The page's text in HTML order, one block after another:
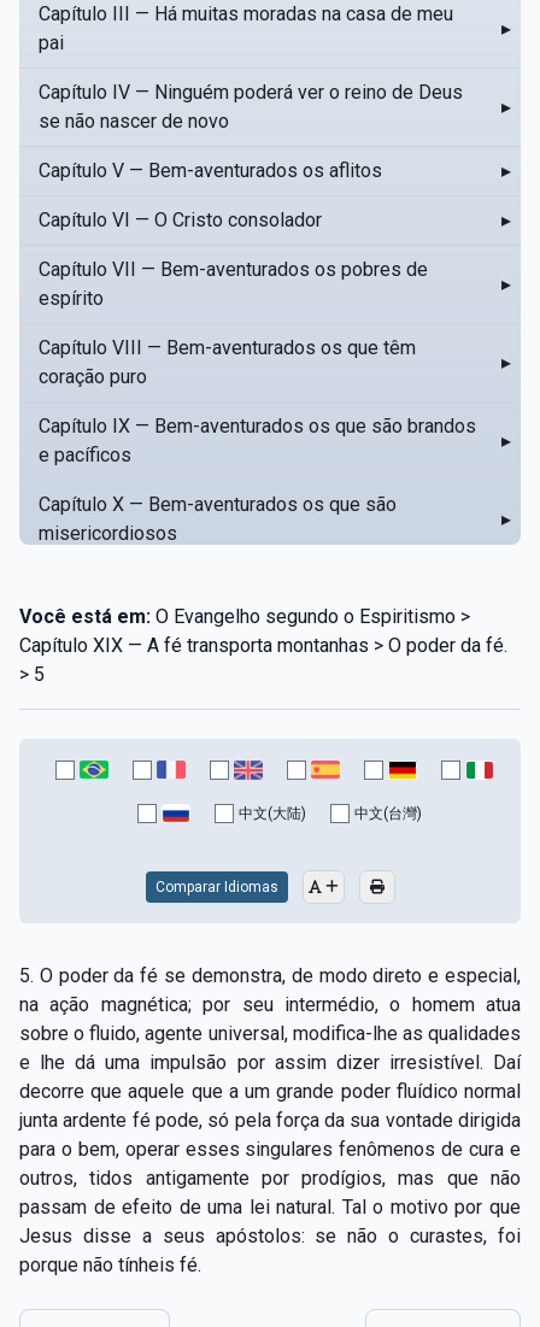
Capítulo III — Há muitas moradas na casa de meu
pai
▸
Capítulo IV — Ninguém poderá ver o reino de Deus
se não nascer de novo
▸
Capítulo V — Bem-aventurados os aflitos ▸
Capítulo VI — O Cristo consolador ▸
Capítulo VII — Bem-aventurados os pobres de
espírito
▸
Capítulo VIII — Bem-aventurados os que têm
coração puro
▸
Capítulo IX — Bem-aventurados os que são brandos
e pacíficos
▸
Capítulo X — Bem-aventurados os que são
misericordiosos
▸
Capítulo XII — Amai os vossos inimigos
Capítulo XIII — Não saiba a vossa mão esquerda o
que dê a vossa mão direita
Capítulo XIV — Honrai a vosso pai e a vossa mãe
Capítulo XV — Fora da caridade não há salvação
Capítulo XVIII — Muitos os chamados, poucos os
escolhidos
▸
Capítulo XIX — A fé transporta montanhas ▸
Capítulo XX — Os trabalhadores da última hora ▸
Capítulo XXI — Haverá falsos cristos e falsos
profetas
▸
Capítulo XXII — Não separareis o que Deus juntou ▸
Você está em: O Evangelho segundo o Espiritismo >
Capítulo XIX — A fé transporta montanhas > O poder da fé.
> 5
中文(大陆) 中文(台灣)
Comparar Idiomas
5. O poder da fé se demonstra, de modo direto e especial,
na ação magnética; por seu intermédio, o homem atua
sobre o fluido, agente universal, modifica-lhe as qualidades
e lhe dá uma impulsão por assim dizer irresistível. Daí
decorre que aquele que a um grande poder fluídico normal
junta ardente fé pode, só pela força da sua vontade dirigida
para o bem, operar esses singulares fenômenos de cura e
outros, tidos antigamente por prodígios, mas que não
passam de efeito de uma lei natural. Tal o motivo por que
Jesus disse a seus apóstolos: se não o curastes, foi
porque não tínheis fé.